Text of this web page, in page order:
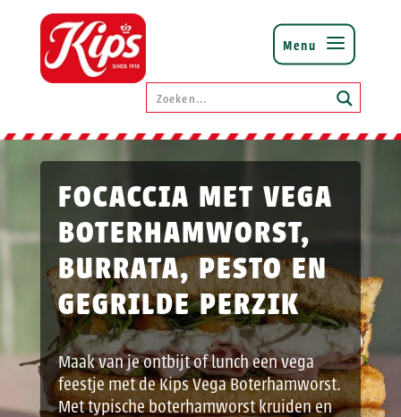
FOCACCIA MET VEGA
BOTERHAMWORST,
BURRATA, PESTO EN
GEGRILDE PERZIK
Maak van je ontbijt of lunch een vega
feestje met de Kips Vega Boterhamworst.
Met typische boterhamworst kruiden en